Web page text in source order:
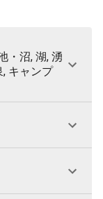
・沼, 湖, 湧
, キャンプ